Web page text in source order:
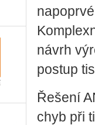
návrh
postup
Řešení
chyb při